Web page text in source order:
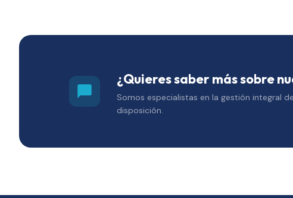
¿Quieres saber más sobre
Somos especialistas en la gestión integral
disposición.